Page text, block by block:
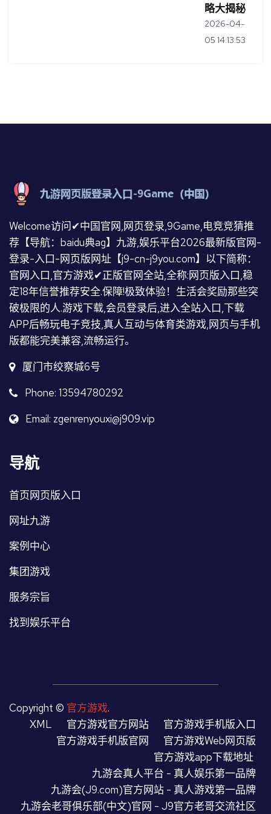
略大揭秘
2026-04-
05 14:13:53
Welcome访问✔中国官网,网页登录,9Game,电竞竞猜推
荐【导航：baidu典ag】九游,娱乐平台2026最新版官网-
登录-入口-网页版网址【j9-cn-j9you.com】以下简称：
官网入口,官方游戏✔正版官网全站,全称:网页版入口,稳
定18年信誉推荐安全.保障!极致体验！生活会奖励那些突
破极限的人.游戏下载,会员登录后,进入全站入口,下载
APP后畅玩电子竞技,真人互动与体育类游戏,网页与手机
版都能完美兼容,流畅运行。
厦门市绞察城6号
Phone: 13594780292
Email: zgenrenyouxi@j909.vip
导航
首页网页版入口
网址九游
案例中心
集团游戏
服务宗旨
找到娱乐平台
Copyright © 官方游戏.
XML
官方游戏官方网站
官方游戏手机版入口
官方游戏手机版官网
官方游戏Web网页版
官方游戏app下载地址
九游会真人平台 - 真人娱乐第一品牌
九游会(J9.com)官方网站 - 真人游戏第一品牌
九游会老哥俱乐部(中文)官网 - J9官方老哥交流社区